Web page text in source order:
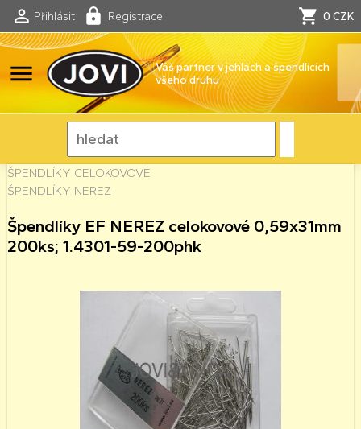
Přihlásit Registrace 0 CZK
menu
Váš partner v jehlách a špendlících
všeho druhu
ŠPENDLÍKY CELOKOVOVÉ
ŠPENDLÍKY NEREZ
Špendlíky EF NEREZ celokovové 0,59x31mm
200ks; 1.4301-59-200phk